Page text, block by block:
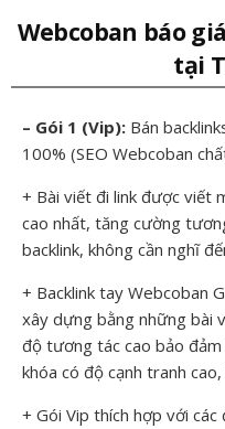
Webcoban báo
tại
– Gói 1 (Vip): Bán
100% (SEO Webcoban
+ Bài viết đi link được viết
cao nhất, tăng cường
backlink, không cần nghĩ
+ Backlink tay Webcoban
xây dựng bằng những bài
độ tương tác cao bảo
khóa có độ cạnh tranh
+ Gói Vip thích hợp với